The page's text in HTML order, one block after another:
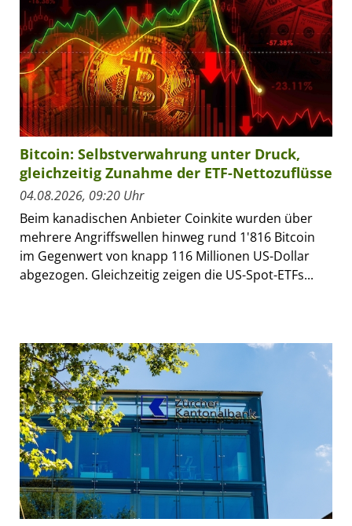
Bitcoin: Selbstverwahrung unter Druck,
gleichzeitig Zunahme der ETF-Nettozuflüsse
04.08.2026, 09:20 Uhr
Beim kanadischen Anbieter Coinkite wurden über
mehrere Angriffswellen hinweg rund 1'816 Bitcoin
im Gegenwert von knapp 116 Millionen US-Dollar
abgezogen. Gleichzeitig zeigen die US-Spot-ETFs...